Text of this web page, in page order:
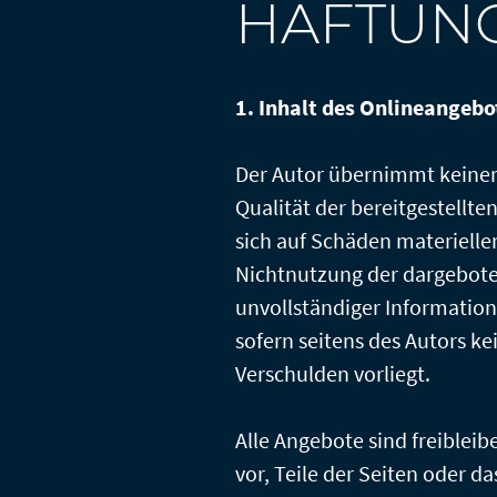
1. Inhalt des
Der Autor übernimmt
Qualität der
sich auf Schäden
Nichtnutzung der
unvollständiger
sofern seitens des Autors
Verschulden vorliegt.
Alle Angebote sind
vor, Teile der Seiten oder